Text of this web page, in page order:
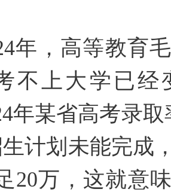
，高等教育毛
不上大学已
年某省高考录
计划未能完成
20万，这就意